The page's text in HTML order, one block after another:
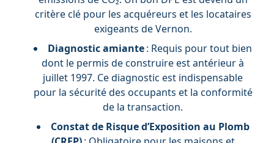
critère clé pour les acquéreurs et les locataires
exigeants de Vernon.
Diagnostic amiante: Requis pour tout bien
dont le permis de construire est antérieur à
juillet 1997. Ce diagnostic est indispensable
pour la sécurité des occupants et la conformité
de la transaction.
Constat de Risque d’Exposition au Plomb